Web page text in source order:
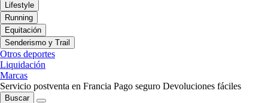
Lifestyle
Running
Equitación
Senderismo y Trail
Otros deportes
Liquidación
Marcas
Servicio postventa en Francia Pago seguro Devoluciones fáciles
Buscar